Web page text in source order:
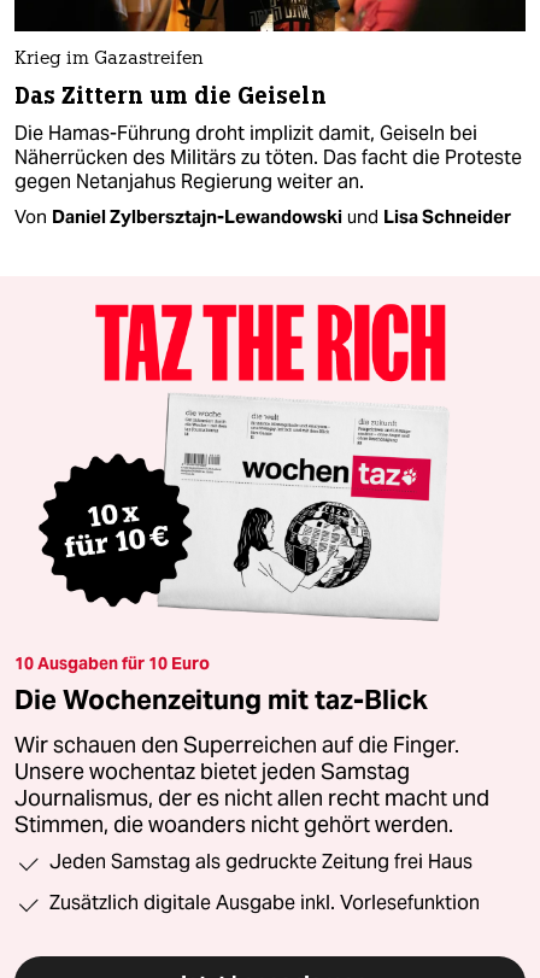
Krieg im Gazastreifen
Das Zittern um die Geiseln
Die Hamas-Führung droht implizit damit, Geiseln bei
Näherrücken des Militärs zu töten. Das facht die Proteste
gegen Netanjahus Regierung weiter an.
Von Daniel Zylbersztajn-Lewandowski und Lisa Schneider
10 Ausgaben für 10 Euro
Die Wochenzeitung mit taz-Blick
Wir schauen den Superreichen auf die Finger.
Unsere wochentaz bietet jeden Samstag
Journalismus, der es nicht allen recht macht und
Stimmen, die woanders nicht gehört werden.
Jeden Samstag als gedruckte Zeitung frei Haus
Zusätzlich digitale Ausgabe inkl. Vorlesefunktion